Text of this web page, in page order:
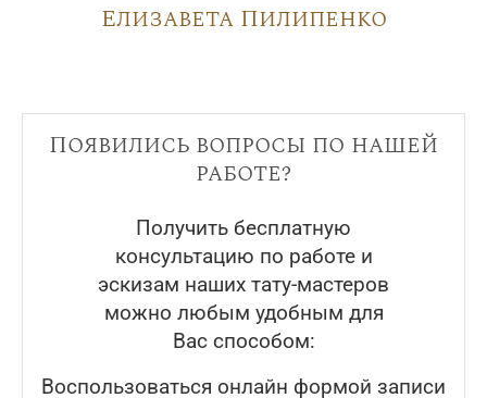
Елизавета Пилипенко
Появились вопросы по нашей
работе?
Получить бесплатную
консультацию по работе и
эскизам наших тату-мастеров
можно любым удобным для
Вас способом:
Воспользоваться онлайн формой записи